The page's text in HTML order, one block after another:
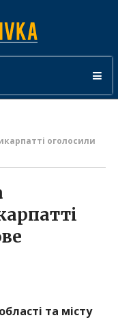
оголосили
та місту